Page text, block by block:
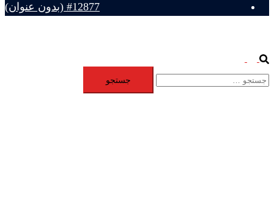
#12877 (بدون عنوان)
Search
menuجستجو
برای: